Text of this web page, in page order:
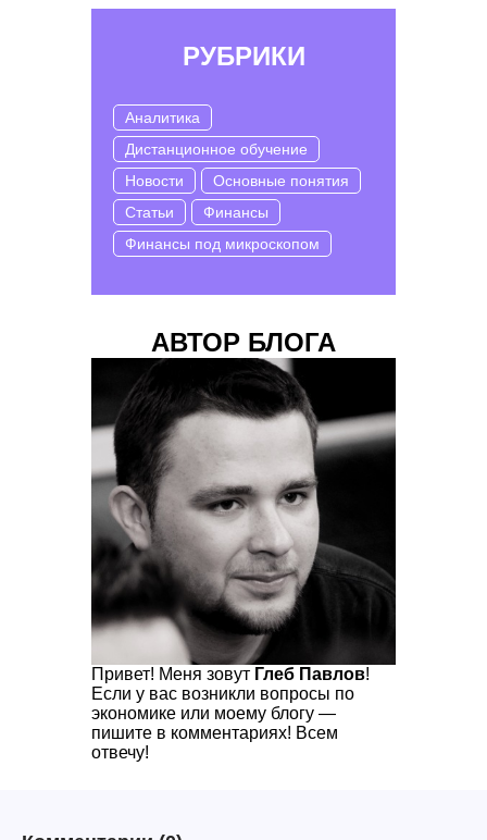
РУБРИКИ
Аналитика
Дистанционное обучение
Новости
Основные понятия
Статьи
Финансы
Финансы под микроскопом
АВТОР БЛОГА
Привет! Меня зовут Глеб Павлов!
Если у вас возникли вопросы по
экономике или моему блогу —
пишите в комментариях! Всем
отвечу!